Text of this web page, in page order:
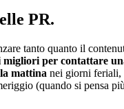
PR.
tanto quanto il
migliori per contattare
mattina nei giorni feriali,
(quando si pensa